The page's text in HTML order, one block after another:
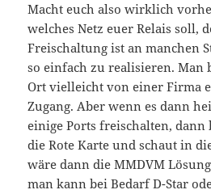
Macht euch also wirklich
welches Netz euer Relais soll,
Freischaltung ist an manchen
so einfach zu realisieren. Man
Ort vielleicht von einer Firma
Zugang. Aber wenn es dann
einige Ports freischalten,
die Rote Karte und schaut in
wäre dann die MMDVM
man kann bei Bedarf D-Star